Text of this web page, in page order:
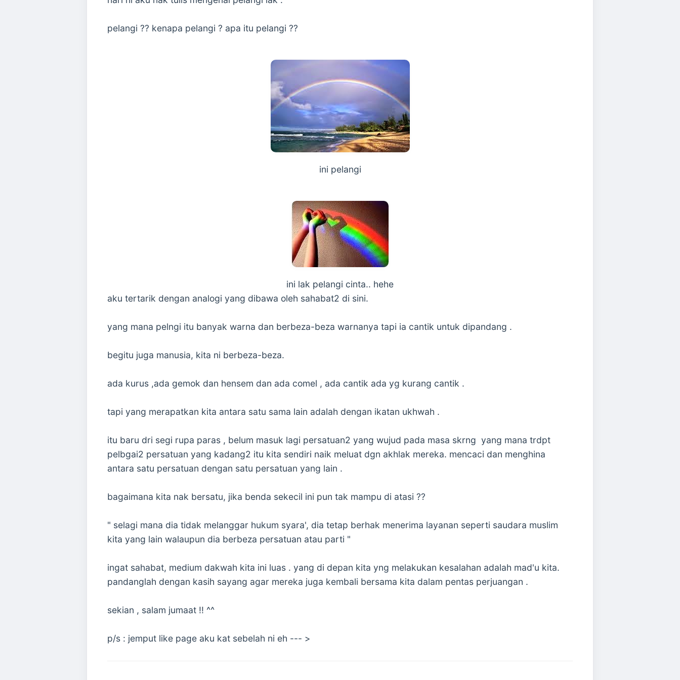
pelangi ?? kenapa pelangi ? apa itu pelangi ??
ini pelangi
ini lak pelangi cinta.. hehe
aku tertarik dengan analogi yang dibawa oleh sahabat2 di sini.
yang mana pelngi itu banyak warna dan berbeza-beza warnanya tapi ia cantik untuk dipandang .
begitu juga manusia, kita ni berbeza-beza.
ada kurus ,ada gemok dan hensem dan ada comel , ada cantik ada yg kurang cantik .
tapi yang merapatkan kita antara satu sama lain adalah dengan ikatan ukhwah .
itu baru dri segi rupa paras , belum masuk lagi persatuan2 yang wujud pada masa skrng yang mana trdpt
pelbgai2 persatuan yang kadang2 itu kita sendiri naik meluat dgn akhlak mereka. mencaci dan menghina
antara satu persatuan dengan satu persatuan yang lain .
bagaimana kita nak bersatu, jika benda sekecil ini pun tak mampu di atasi ??
" selagi mana dia tidak melanggar hukum syara', dia tetap berhak menerima layanan seperti saudara muslim
kita yang lain walaupun dia berbeza persatuan atau parti "
ingat sahabat, medium dakwah kita ini luas . yang di depan kita yng melakukan kesalahan adalah mad'u kita.
pandanglah dengan kasih sayang agar mereka juga kembali bersama kita dalam pentas perjuangan .
sekian , salam jumaat !! ^^
p/s : jemput like page aku kat sebelah ni eh --- >